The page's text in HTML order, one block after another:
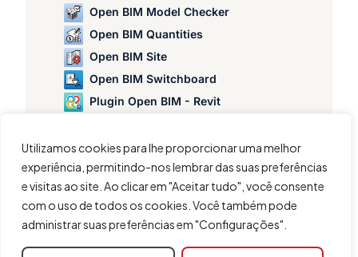
Utilizamos cookies para lhe proporcionar uma melhor
experiência, permitindo-nos lembrar das suas preferências
e visitas ao site. Ao clicar em "Aceitar tudo", você consente
com o uso de todos os cookies. Você também pode
administrar suas preferências em "Configurações".
Open BIM Model Checker
Open BIM Quantities
Open BIM Site
Open BIM Switchboard
Plugin Open BIM - Revit
StruBIM Box Culverts
StruBIM Cantilever Walls
StruBIM Deep Beams
StruBIM Embedded Walls
StruBIM Shear Walls